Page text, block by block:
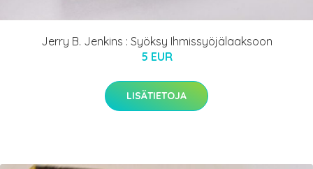
Jerry B. Jenkins : Syöksy Ihmissyöjälaaksoon
5 EUR
LISÄTIETOJA